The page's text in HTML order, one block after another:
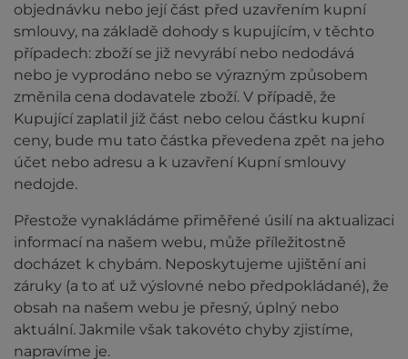
objednávku nebo její část před uzavřením kupní
smlouvy, na základě dohody s kupujícím, v těchto
případech: zboží se již nevyrábí nebo nedodává
nebo je vyprodáno nebo se výrazným způsobem
změnila cena dodavatele zboží. V případě, že
Kupující zaplatil již část nebo celou částku kupní
ceny, bude mu tato částka převedena zpět na jeho
účet nebo adresu a k uzavření Kupní smlouvy
nedojde.
Přestože vynakládáme přiměřené úsilí na aktualizaci
informací na našem webu, může příležitostně
docházet k chybám. Neposkytujeme ujištění ani
záruky (a to ať už výslovné nebo předpokládané), že
obsah na našem webu je přesný, úplný nebo
aktuální. Jakmile však takovéto chyby zjistíme,
napravíme je.